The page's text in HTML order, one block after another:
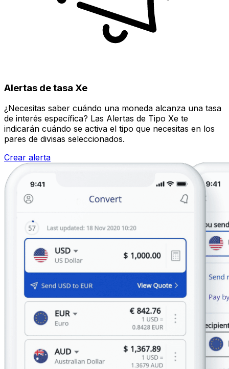
Alertas de tasa Xe
¿Necesitas saber cuándo una moneda alcanza una tasa
de interés específica? Las Alertas de Tipo Xe te
indicarán cuándo se activa el tipo que necesitas en los
pares de divisas seleccionados.
Crear alerta